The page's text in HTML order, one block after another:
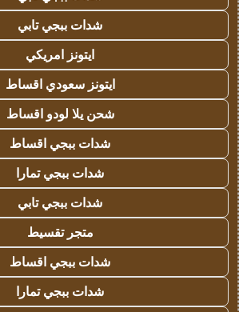
شدات ببجي تابي
ايتونز امريكي
ايتونز سعودي اقساط
شحن يلا لودو اقساط
شدات ببجي اقساط
شدات ببجي تمارا
شدات ببجي تابي
متجر تقسيط
شدات ببجي اقساط
شدات ببجي تمارا